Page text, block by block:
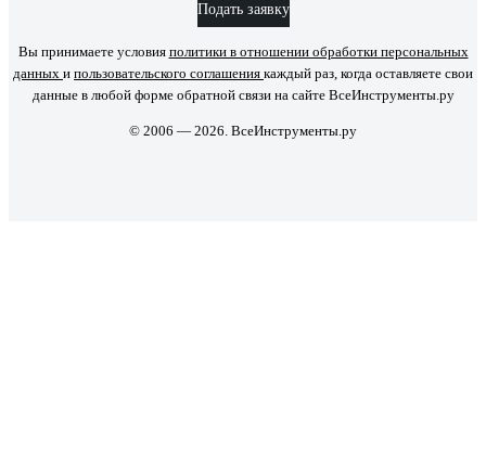
Подать заявку
Вы принимаете условия политики в отношении обработки персональных
данных и пользовательского соглашения каждый раз, когда оставляете свои
данные в любой форме обратной связи на сайте ВсеИнструменты.ру
© 2006 — 2026. ВсеИнструменты.ру